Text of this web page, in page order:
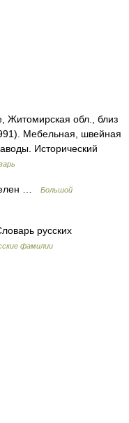
Житомирская обл., близ
Мебельная, швейная
Исторический
…
Большой
русских
фамилии